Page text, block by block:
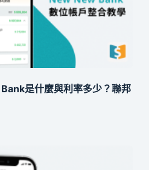
是什麼與利率多少？聯邦